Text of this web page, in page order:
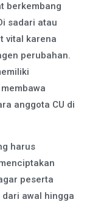
berkembang
sadari atau
vital karena
perubahan.
anggota CU di
harus
peserta
awal hingga